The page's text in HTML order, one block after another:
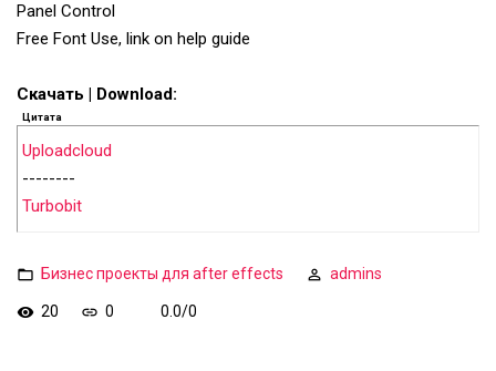
Panel Control
Free Font Use, link on help guide
Скачать | Download:
Цитата
Uploadcloud
--------
Turbobit
Бизнес проекты для after effects admins
20 0 0.0/0